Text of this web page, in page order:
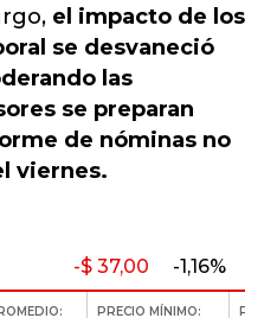
el impacto de los
se desvaneció
las
se preparan
de nóminas no
viernes.